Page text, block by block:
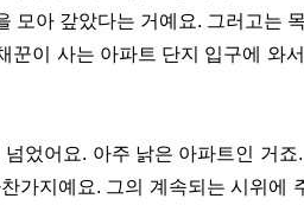
모아 갚았다는 거예요. 그러고는
꾼이 사는 아파트 단지 입구에 와
었어요. 아주 낡은 아파트인 거
가지예요. 그의 계속되는 시위에